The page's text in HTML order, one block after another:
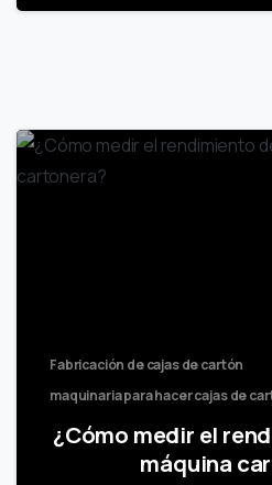
Fabricación de cajas de cartón
maquinaria para hacer cajas de
¿Cómo medir el
máquina